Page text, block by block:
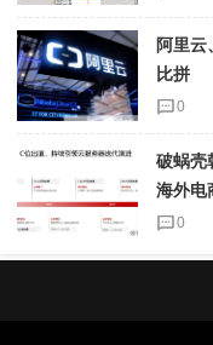
阿里云
比拼
0
破蜗壳
海外电
0